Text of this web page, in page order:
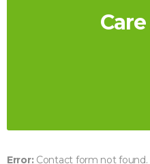
Error: Contact form not found.